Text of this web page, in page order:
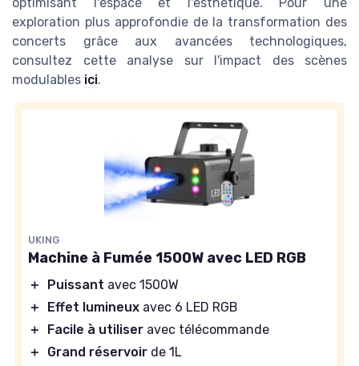
exploration plus approfondie de la transformation des
concerts grâce aux avancées technologiques,
consultez cette analyse sur l'impact des scènes
modulables ici.
UKING
Machine à Fumée 1500W avec LED RGB
＋ Puissant avec 1500W
＋
Effet lumineux avec 6 LED RGB
＋
Facile à utiliser avec télécommande
＋
Grand réservoir de 1L